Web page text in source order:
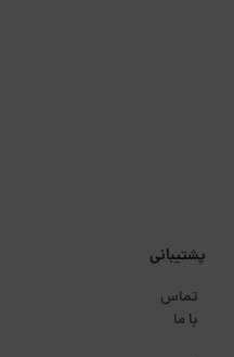
پشتیبانی
تماس
با ما